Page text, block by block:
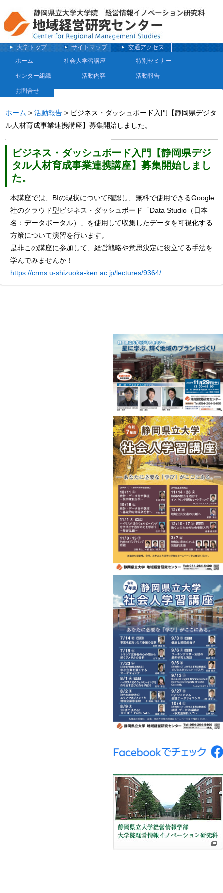
大学トップ サイトマップ
交通アクセス
ホーム
社会人学習講座 特別セミナー
センター組織 活動内容 活動報告
お問合せ
ホーム >活動報告 > ビジネス・ダッシュボード入門【静岡県デジタ
ル人材育成事業連携講座】募集開始しました。
ビジネス・ダッシュボード入門【静岡県デジ
タル人材育成事業連携講座】募集開始しまし
た。
本講座では、BIの現状について確認し、無料で使用できるGoogle
社のクラウド型ビジネス・ダッシュボード「Data Studio（日本
名：データポータル）」を使用して収集したデータを可視化する
方策について演習を行います。
是非この講座に参加して、経営戦略や意思決定に役立てる手法を
学んでみませんか！
https://crms.u-shizuoka-ken.ac.jp/lectures/9364/